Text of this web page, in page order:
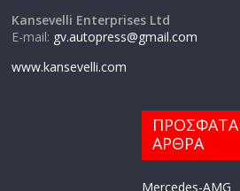
Kansevelli Enterprises Ltd
E-mail: gv.autopress@gmail.com
www.kansevelli.com
ΠΡΟΣΦΑΤΑ
ΑΡΘΡΑ
Mercedes-AMG